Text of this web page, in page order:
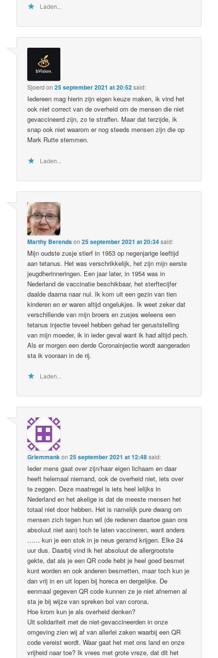
Laden...
Sjoerd on25 september 2021 at 20:52said:
Iedereen mag hierin zijn eigen keuze maken, ik vind het
ook niet correct van de overheid om de mensen die niet
gevaccineerd zijn, zo te straffen. Maar dat terzijde, ik
snap ook niet waarom er nog steeds mensen zijn die op
Mark Rutte stemmen.
Laden...
Marthy Berendson25 september 2021 at 20:34said:
Mijn oudste zusje stierf in 1953 op negenjarige leeftijd
aan tetanus. Het was verschrikkelijk, het zijn mijn eerste
jeugdherinneringen. Een jaar later, in 1954 was in
Nederland de vaccinatie beschikbaar, het sterftecijfer
daalde daarna naar nul. Ik kom uit een gezin van tien
kinderen en er waren altijd ongelukjes. Ik weet zeker dat
verschillende van mijn broers en zusjes weleens een
tetanus injectie teveel hebben gehad ter geruststelling
van mijn moeder, ik in ieder geval want ik had altijd pech.
Als er morgen een derde Coronainjectie wordt aangeraden
sta ik vooraan in de rij.
Laden...
Griemmankon25 september 2021 at 12:48said:
Ieder mens gaat over zijn/haar eigen lichaam en daar
heeft helemaal niemand, ook de overheid niet, iets over
te zeggen. Deze maatregel is iets heel lelijks in
Nederland en het akelige is dat de meeste mensen het
totaal niet door hebben. Het is namelijk pure dwang om
mensen zich tegen hun wil (de redenen daartoe gaan ons
absoluut niet aan) toch te laten vaccineren, want anders
…… kun je een stok in je neus geramd krijgen. Elke 24
uur dus. Daarbij vind ik het absoluut de allergrootste
gekte, dat als je een QR code hebt je heel goed besmet
kunt worden en ook anderen besmetten, maar toch kun je
dan vrij in en uit lopen bij horeca en dergelijke. De
eenmaal gegeven QR code kunnen ze je niet afnemen al
sta je bij wijze van spreken bol van corona.
Hoe krom kun je als overheid denken?
Uit solidariteit met de niet-gevaccineerden in onze
omgeving zien wij af van allerlei zaken waarbij een QR
code vereist wordt. Waar gaat het met ons land en onze
vrijheid naar toe? Ik vrees met grote vreze, dat dit het